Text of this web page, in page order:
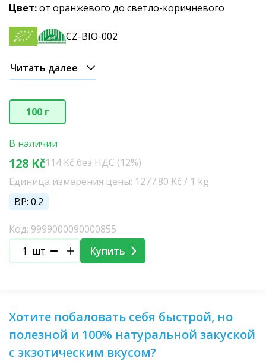
Цвет:от оранжевого до светло-коричневого
CZ-BIO-002
Читать далее
100 г
В наличии
128 Kč114 Kč без НДС (12%)
Единица измерения цены: 1277.80 Kč / 1 kg
BP: 0.2
Код: 9999000090000855
шт
Купить
Хотите побаловать себя быстрой, но
полезной и 100% натуральной закуской
с экзотическим вкусом?